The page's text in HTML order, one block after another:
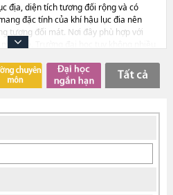
địa, diện tích tương đối rộng và có
đặc tính của khí hậu lục đia nên
tương đối mát. Nơi đây phù hợp với
mẻ. Trường đại học tuy không nhiều
thuận tiện, có thể đi Shinkansen
Mùa xuân năm 2015, đường
Hokuriku, nên giao thông sẽ càng trở